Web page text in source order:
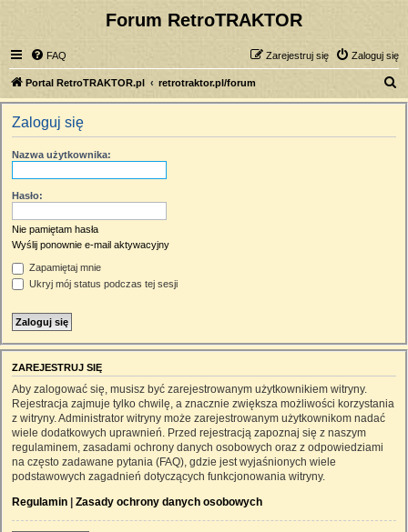
Forum RetroTRAKTOR
FAQ Zaloguj się
Zarejestruj się
Portal RetroTRAKTOR.pl retrotraktor.pl/forum
z
Zaloguj się
Nazwa użytkownika:
Hasło:
Nie pamiętam hasła
Wyślij ponownie e-mail aktywacyjny
Zapamiętaj mnie
Ukryj mój status podczas tej sesji
ZAREJESTRUJ SIĘ
Aby zalogować się, musisz być zarejestrowanym użytkownikiem witryny.
Rejestracja zajmuje tylko chwilę, a znacznie zwiększa możliwości korzystania
z witryny. Administrator witryny może zarejestrowanym użytkownikom nadać
wiele dodatkowych uprawnień. Przed rejestracją zapoznaj się z naszym
regulaminem, zasadami ochrony danych osobowych oraz z odpowiedziami
na często zadawane pytania (FAQ), gdzie jest wyjaśnionych wiele
podstawowych zagadnień dotyczących funkcjonowania witryny.
Regulamin | Zasady ochrony danych osobowych